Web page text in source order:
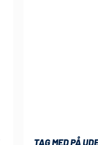
TAG MED PÅ